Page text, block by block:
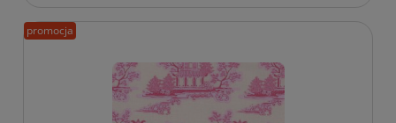
promocja